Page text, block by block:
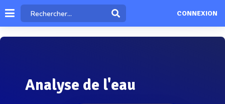
CONNEXION
Analyse de l'eau